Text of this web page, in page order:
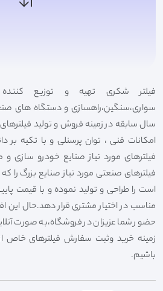
فیلتر شکری تهیه و توزیع کننده
سال سابقه در زمینه فروش و تولید
امکانات فنی ، توان پرسنلی و با تکیه بر
فیلترهای مورد نیاز صنایع خودرو
فیلترهای صنعتی مورد نیاز صنایع بزرگ را
است را طراحی و تولید نموده و با قیمت
مناسب در اختیار مشتری قرار دهد.حال این
حضور شما عزیزان در فروشگاه،به صورت
زمینه خرید وثبت سفارش فیلترهای خاص
باشیم.